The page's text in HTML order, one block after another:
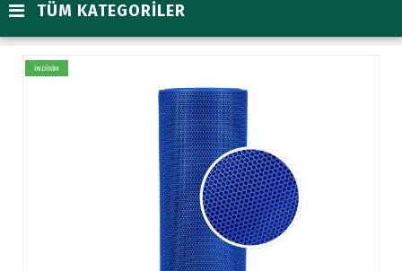
TÜM KATEGORİLER
İNDİRİM